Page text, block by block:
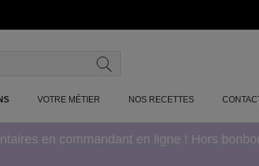
VOTRE MÉTIER NOS RECETTES
en commandant en ligne ! Hors